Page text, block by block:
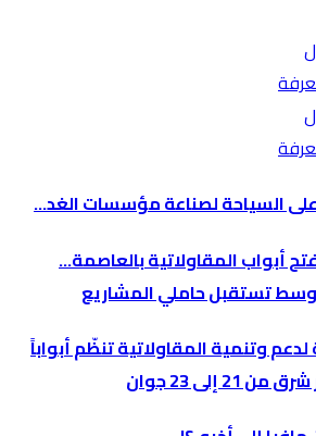
السياحة لصناعة مؤسسات الغد…
أبواب المقاولاتية بالعاصمة…
وسط تستقبل حاملي المشاريع
وتنمية المقاولاتية تنظّم أبواباً
إلى 23 جوان